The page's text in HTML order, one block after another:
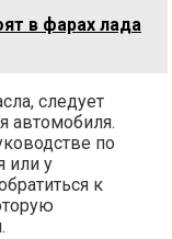
в фарах лада
следует
автомобиля.
по
или у
к